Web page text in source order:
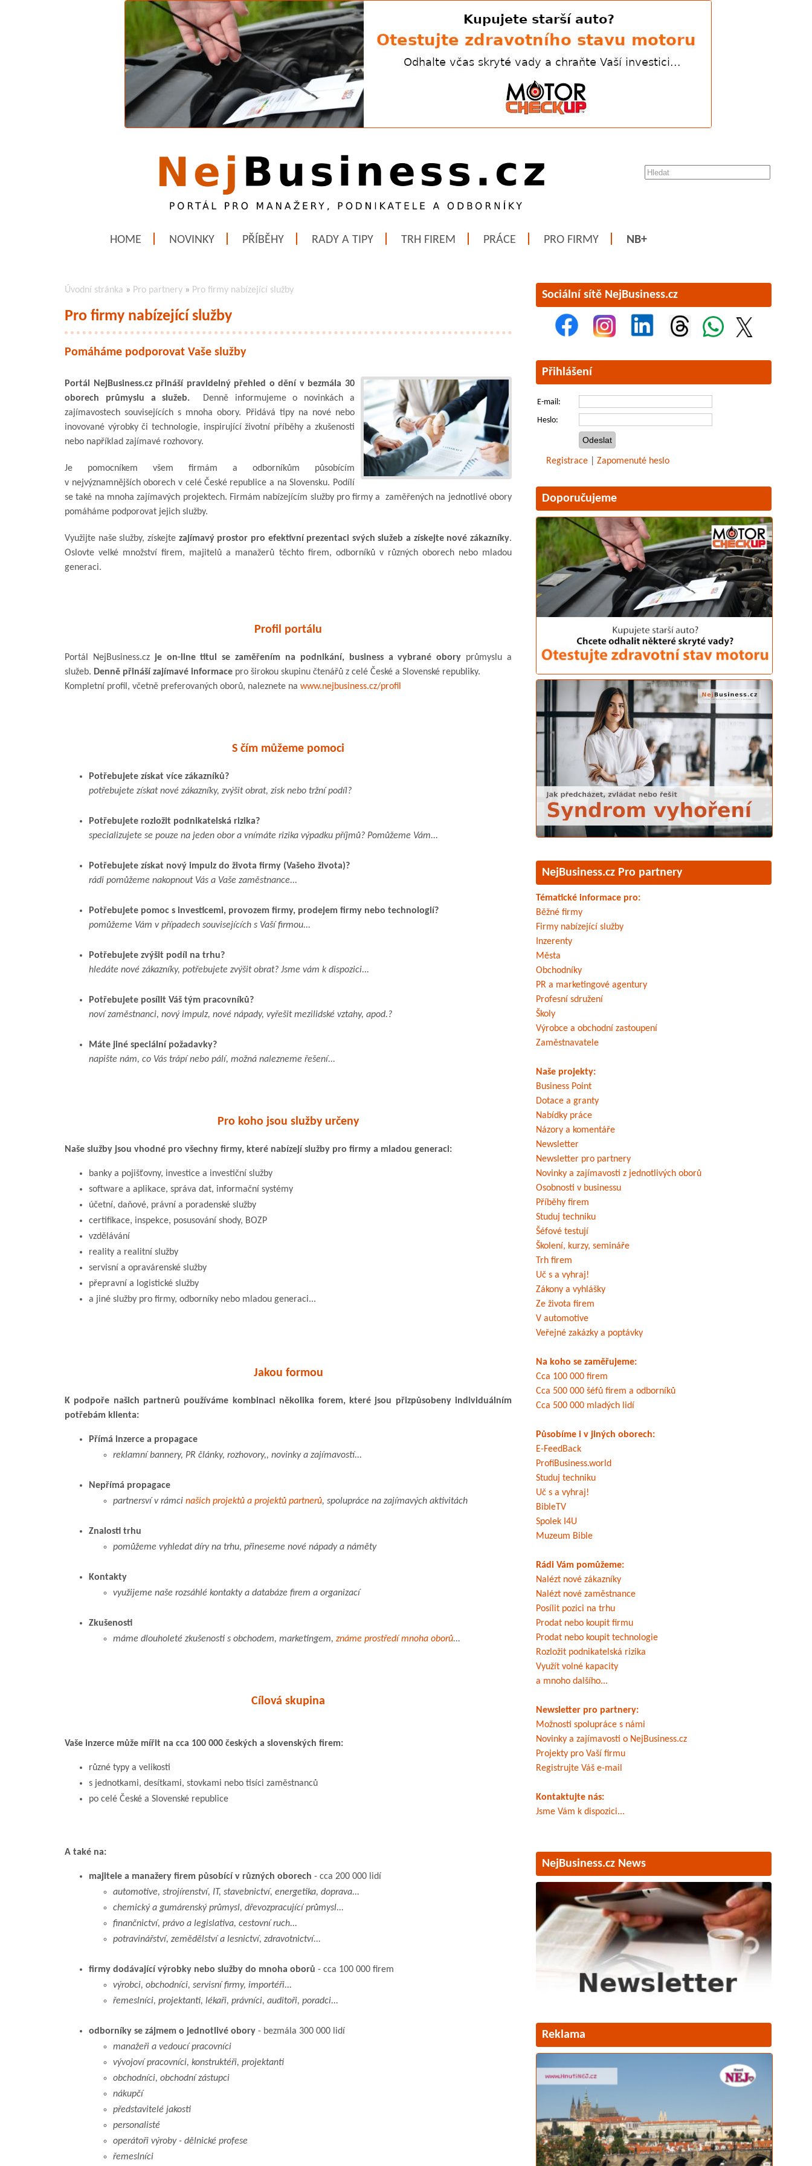
HOME NOVINKY PŘÍBĚHY RADY A TIPY TRH FIREM PRÁCE PRO FIRMY NB+
Úvodní stránka » Pro partnery » Pro firmy nabízející služby
Pro firmy nabízející služby
Pomáháme podporovat Vaše služby
Portál NejBusiness.cz přináší pravidelný přehled o dění v bezmála 30
oborech průmyslu a služeb.
Denně informujeme o novinkách a
zajímavostech souvisejících s mnoha obory. Přidává tipy na nové nebo
inovované výrobky či technologie, inspirující životní příběhy a zkušenosti
nebo například zajímavé rozhovory.
Je pomocníkem všem firmám a odborníkům působícím
v nejvýznamnějších oborech v celé České republice a na Slovensku. Podílí
se také na mnoha zajímavých projektech. Firmám nabízejícím služby pro firmy a zaměřených na jednotlivé obory
pomáháme podporovat jejich služby.
Využijte naše služby, získejte zajímavý prostor pro efektivní prezentaci svých služeb a získejte nové zákazníky.
Oslovte velké množství firem, majitelů a manažerů těchto firem, odborníků v různých oborech nebo mladou
generaci.
Profil portálu
Portál NejBusiness.cz je on-line titul se zaměřením na podnikání, business a vybrané obory průmyslu a
služeb. Denně přináší zajímavé informace pro širokou skupinu čtenářů z celé České a Slovenské republiky.
Kompletní profil, včetně preferovaných oborů, naleznete na www.nejbusiness.cz/profil
S čím můžeme pomoci
Potřebujete získat více zákazníků?
potřebujete získat nové zákazníky, zvýšit obrat, zisk nebo tržní podíl?
Potřebujete rozložit podnikatelská rizika?
specializujete se pouze na jeden obor a vnímáte rizika výpadku příjmů? Pomůžeme Vám...
Potřebujete získat nový impulz do života firmy (Vašeho života)?
rádi pomůžeme nakopnout Vás a Vaše zaměstnance...
Potřebujete pomoc s investicemi, provozem firmy, prodejem firmy nebo technologií?
pomůžeme Vám v případech souvisejících s Vaší firmou...
Potřebujete zvýšit podíl na trhu?
hledáte nové zákazníky, potřebujete zvýšit obrat? Jsme vám k dispozici...
Potřebujete posílit Váš tým pracovníků?
noví zaměstnanci, nový impulz, nové nápady, vyřešit mezilidské vztahy, apod.?
Máte jiné speciální požadavky?
napište nám, co Vás trápí nebo pálí, možná nalezneme řešení...
Pro koho jsou služby určeny
Naše služby jsou vhodné pro všechny firmy, které nabízejí služby pro firmy a mladou generaci:
banky a pojišťovny, investice a investiční služby
software a aplikace, správa dat, informační systémy
účetní, daňové, právní a poradenské služby
certifikace, inspekce, posusování shody, BOZP
vzdělávání
reality a realitní služby
servisní a opravárenské služby
přepravní a logistické služby
a jiné služby pro firmy, odborníky nebo mladou generaci...
Jakou formou
K podpoře našich partnerů používáme kombinaci několika forem, které jsou přizpůsobeny individuálním
potřebám klienta:
Přímá inzerce a propagace
reklamní bannery, PR články, rozhovory,, novinky a zajímavostí...
Nepřímá propagace
partnersví v rámci našich projektů a projektů partnerů, spolupráce na zajímavých aktivitách
Znalosti trhu
pomůžeme vyhledat díry na trhu, přineseme nové nápady a náměty
Kontakty
využijeme naše rozsáhlé kontakty a databáze firem a organizací
Zkušenosti
máme dlouholeté zkušenosti s obchodem, marketingem, známe prostředí mnoha oborů...
Cílová skupina
Vaše inzerce může mířit na cca 100 000 českých a slovenských firem:
různé typy a velikosti
s jednotkami, desítkami, stovkami nebo tisíci zaměstnanců
po celé České a Slovenské republice
A také na:
majitele a manažery firem působící v různých oborech - cca 200 000 lidí
automotive, strojírenství, IT, stavebnictví, energetika, doprava...
chemický a gumárenský průmysl, dřevozpracující průmysl...
finančnictví, právo a legislativa, cestovní ruch...
potravinářství, zemědělství a lesnictví, zdravotnictví...
firmy dodávající výrobky nebo služby do mnoha oborů - cca 100 000 firem
výrobci, obchodníci, servisní firmy, importéři...
řemeslníci, projektanti, lékaři, právníci, auditoři, poradci...
odborníky se zájmem o jednotlivé obory - bezmála 300 000 lidí
manažeři a vedoucí pracovníci
vývojoví pracovníci, konstruktéři, projektanti
obchodníci, obchodní zástupci
nákupčí
představitelé jakosti
personalisté
operátoři výroby - dělnické profese
řemeslníci
Sociální sítě NejBusiness.cz
Přihlášení
E-mail:
Heslo:
Registrace Zapomenuté heslo
Doporučujeme
NejBusiness.cz Pro partnery
Tématické informace pro:
Běžné firmy
Firmy nabízející služby
Inzerenty
Města
Obchodníky
PR a marketingové agentury
Profesní sdružení
Školy
Výrobce a obchodní zastoupení
Zaměstnavatele
Naše projekty:
Business Point
Dotace a granty
Nabídky práce
Názory a komentáře
Newsletter
Newsletter pro partnery
Novinky a zajímavosti z jednotlivých oborů
Osobnosti v businessu
Příběhy firem
Studuj techniku
Šéfové testují
Školení, kurzy, semináře
Trh firem
Uč s a vyhraj!
Zákony a vyhlášky
Ze života firem
V automotive
Veřejné zakázky a poptávky
Na koho se zaměřujeme:
Cca 100 000 firem
Cca 500 000 šéfů firem a odborníků
Cca 500 000 mladých lidí
Působíme i v jiných oborech:
E-FeedBack
ProfiBusiness.world
Studuj techniku
Uč s a vyhraj!
BibleTV
Spolek I4U
Muzeum Bible
Rádi Vám pomůžeme:
Nalézt nové zákazníky
Nalézt nové zaměstnance
Posílit pozici na trhu
Prodat nebo koupit firmu
Prodat nebo koupit technologie
Rozložit podnikatelská rizika
Využít volné kapacity
a mnoho dalšího...
Newsletter pro partnery:
Možnosti spolupráce s námi
Novinky a zajímavosti o NejBusiness.cz
Projekty pro Vaší firmu
Registrujte Váš e-mail
Kontaktujte nás:
Jsme Vám k dispozici...
NejBusiness.cz News
Reklama